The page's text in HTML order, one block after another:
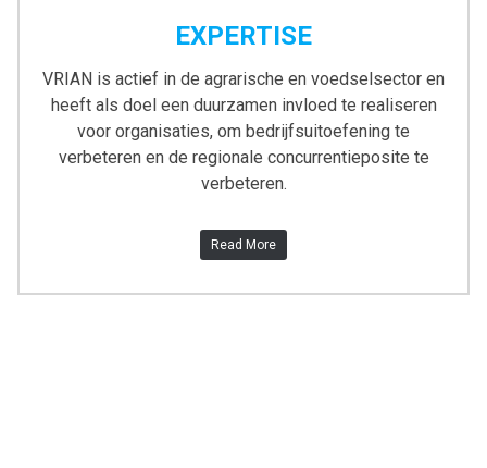
EXPERTISE
VRIAN is actief in de agrarische en voedselsector en
heeft als doel een duurzamen invloed te realiseren
voor organisaties, om bedrijfsuitoefening te
verbeteren en de regionale concurrentieposite te
verbeteren.
Read More